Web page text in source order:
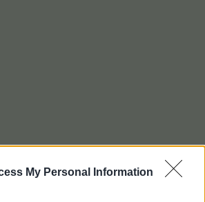
My Personal Information